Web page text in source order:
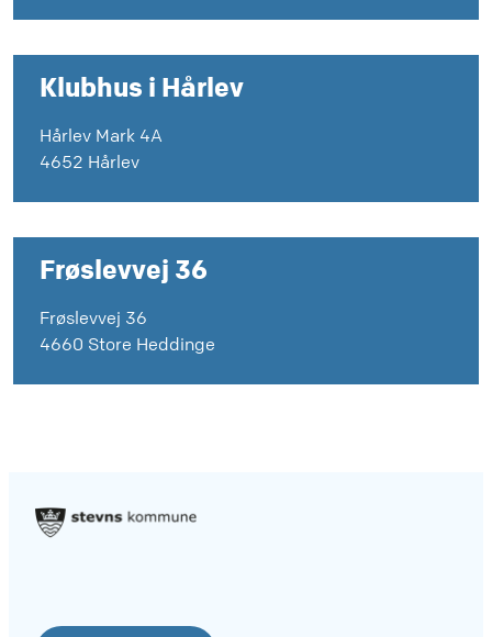
Klubhus i Hårlev
Hårlev Mark 4A
4652 Hårlev
Frøslevvej 36
Frøslevvej 36
4660 Store Heddinge